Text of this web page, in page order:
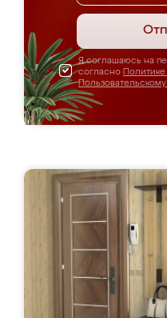
Я соглашаюсь на
согласно